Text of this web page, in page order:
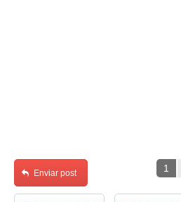
1
Enviar post